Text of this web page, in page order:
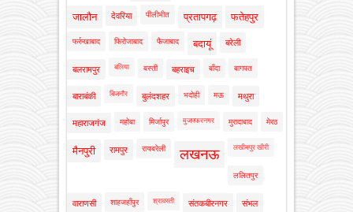
जालौन देवरिया पीलीभीत प्रतापगढ़ फतेहपुर
फर्रुखाबाद फिरोजाबाद फैजाबाद बदायूं बरेली
बलरामपुर बलिया बस्ती बहराइच बाँदा बागपत
बाराबंकी बिजनौर बुलंदशहर भदोही मऊ मथुरा
महाराजगंज महोबा मिर्जापुर मुजफ्फरनगर मुरादाबाद मेरठ
मैनपुरी रामपुर रायबरेली लखनऊ लखीमपुर खीरी
ललितपुर
वाराणसी शाहजहाँपुर श्रावस्ती संतकबीरनगर संभल